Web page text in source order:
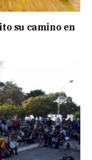
su camino en